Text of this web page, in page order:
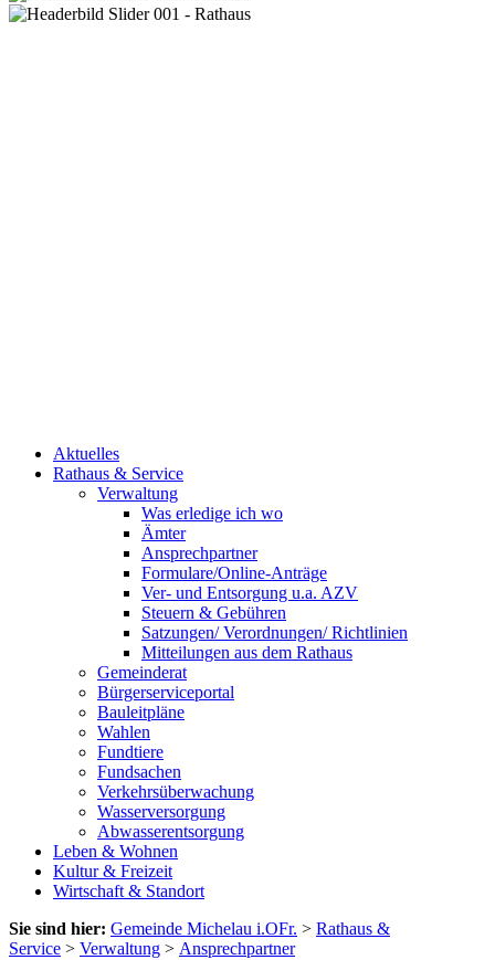
Aktuelles
Rathaus & Service
Verwaltung
Was erledige ich wo
Ämter
Ansprechpartner
Formulare/Online-Anträge
Ver- und Entsorgung u.a. AZV
Steuern & Gebühren
Satzungen/ Verordnungen/ Richtlinien
Mitteilungen aus dem Rathaus
Gemeinderat
Bürgerserviceportal
Bauleitpläne
Wahlen
Fundtiere
Fundsachen
Verkehrsüberwachung
Wasserversorgung
Abwasserentsorgung
Leben & Wohnen
Kultur & Freizeit
Wirtschaft & Standort
Sie sind hier: Gemeinde Michelau i.OFr. > Rathaus &
Service > Verwaltung > Ansprechpartner